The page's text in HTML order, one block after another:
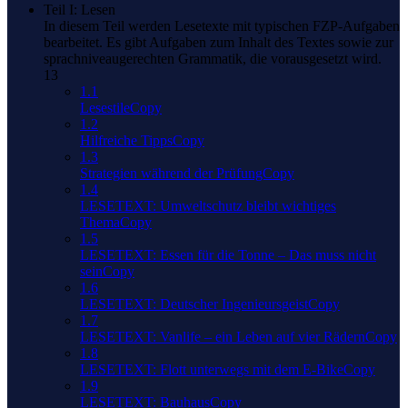
Teil I: Lesen
In diesem Teil werden Lesetexte mit typischen FZP-Aufgaben
bearbeitet. Es gibt Aufgaben zum Inhalt des Textes sowie zur
sprachniveaugerechten Grammatik, die vorausgesetzt wird.
13
1.1
LesestileCopy
1.2
Hilfreiche TippsCopy
1.3
Strategien während der PrüfungCopy
1.4
LESETEXT: Umweltschutz bleibt wichtiges
ThemaCopy
1.5
LESETEXT: Essen für die Tonne – Das muss nicht
seinCopy
1.6
LESETEXT: Deutscher IngenieursgeistCopy
1.7
LESETEXT: Vanlife – ein Leben auf vier RädernCopy
1.8
LESETEXT: Flott unterwegs mit dem E-BikeCopy
1.9
LESETEXT: BauhausCopy